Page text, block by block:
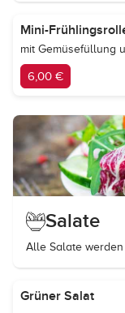
Mini-
mit Gemüsefüllung
6,00 €
Salate
Alle Salate
Grüner Salat